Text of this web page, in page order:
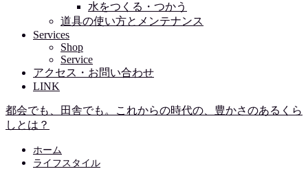
水をつくる・つかう
道具の使い方とメンテナンス
Services
Shop
Service
アクセス・お問い合わせ
LINK
都会でも、田舎でも。これからの時代の、豊かさのあるくら
しとは？
ホーム
ライフスタイル